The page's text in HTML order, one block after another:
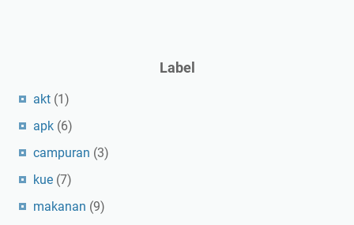
Label
akt (1)
apk (6)
campuran (3)
kue (7)
makanan (9)